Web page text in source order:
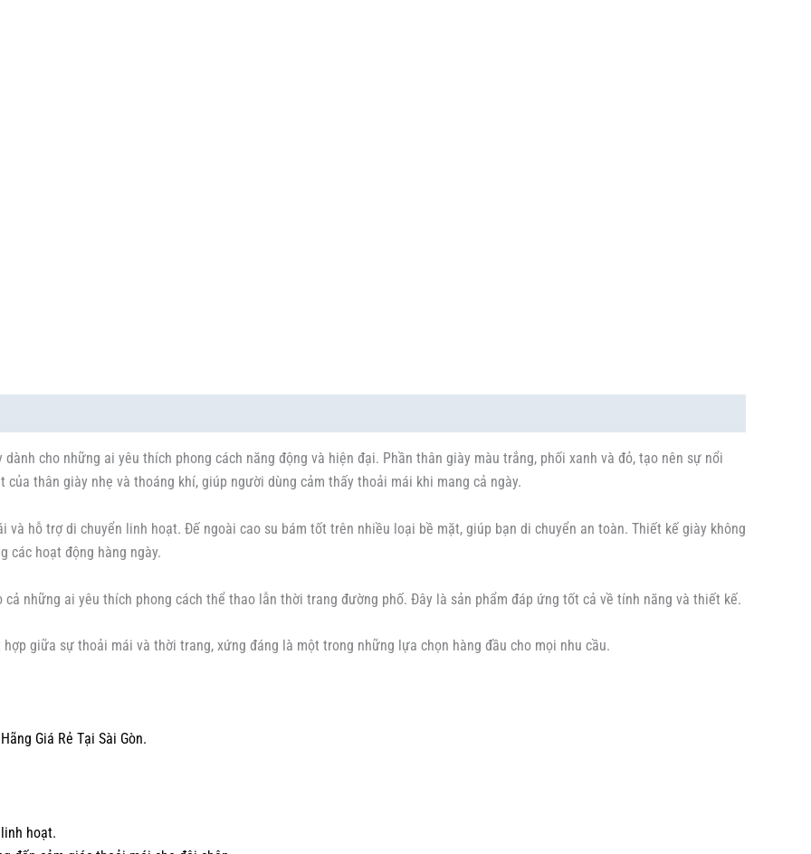
dành cho những ai yêu thích phong cách năng động và hiện đại. Phần thân giày màu trắng, phối xanh và đỏ, tạo nên sự nổi
thân giày nhẹ và thoáng khí, giúp người dùng cảm thấy thoải mái khi mang cả ngày.
và hỗ trợ di chuyển linh hoạt. Đế ngoài cao su bám tốt trên nhiều loại bề mặt, giúp bạn di chuyển an toàn. Thiết kế giày không
các hoạt động hàng ngày.
cả những ai yêu thích phong cách thể thao lẫn thời trang đường phố. Đây là sản phẩm đáp ứng tốt cả về tính năng và thiết kế.
hợp giữa sự thoải mái và thời trang, xứng đáng là một trong những lựa chọn hàng đầu cho mọi nhu cầu.
Giá Rẻ Tại Sài Gòn.
hoạt.